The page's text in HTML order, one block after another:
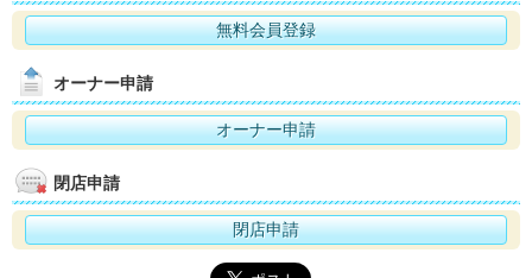
無料会員登録
オーナー申請
オーナー申請
閉店申請
閉店申請